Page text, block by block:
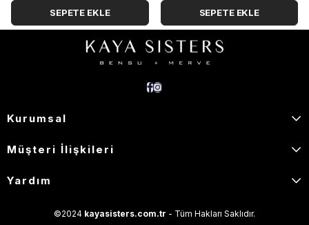
SEPETE EKLE SEPETE EKLE
Kurumsal
Müşteri İlişkileri
Yardım
©2024 kayasisters.com.tr - Tüm Hakları Saklıdır.